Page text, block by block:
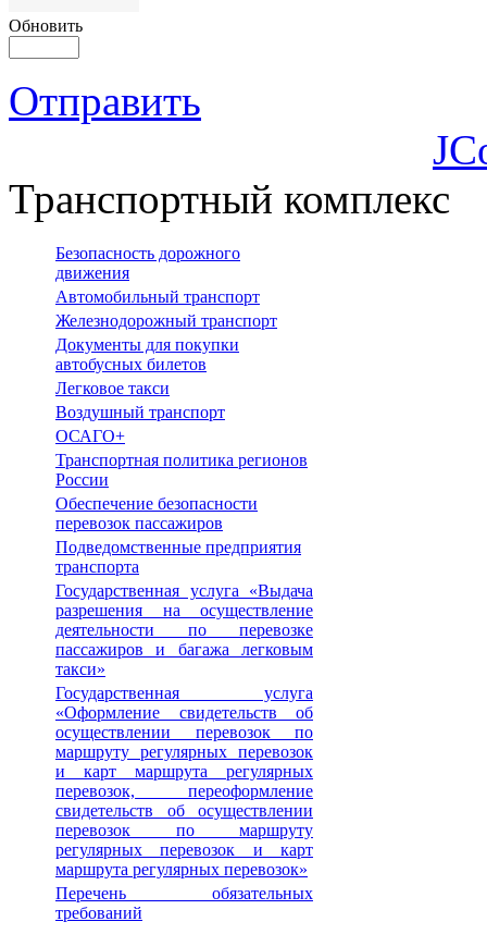
Обновить
Отправить
Транспортный комплекс
Безопасность дорожного
движения
Автомобильный транспорт
Железнодорожный транспорт
Документы для покупки
автобусных билетов
Легковое такси
Воздушный транспорт
ОСАГО+
Транспортная политика регионов
России
Обеспечение безопасности
перевозок пассажиров
Подведомственные предприятия
транспорта
Государственная услуга «Выдача
разрешения на осуществление
деятельности по перевозке
пассажиров и багажа легковым
такси»
Государственная услуга
«Оформление свидетельств об
осуществлении перевозок по
маршруту регулярных перевозок
и карт маршрута регулярных
перевозок, переоформление
свидетельств об осуществлении
перевозок по маршруту
регулярных перевозок и карт
маршрута регулярных перевозок»
Перечень обязательных
требований